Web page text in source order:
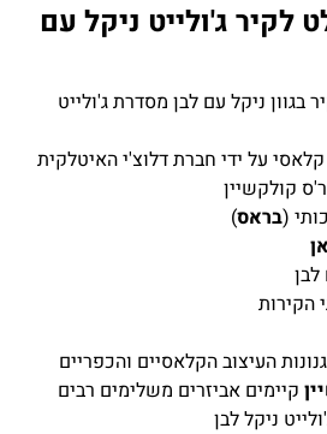
לקיר ג'ולייט ניקל עם
בגוון ניקל עם לבן מסדרת ג'ולייט
קלאסי על ידי חברת דלוצ'י האיטלקית
קולקשיין
(בראס)
הקירות
העיצוב הקלאסיים והכפריים
קיימים אביזרים משלימים רבים
ניקל לבן